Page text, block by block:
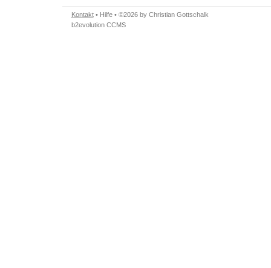
Kontakt• Hilfe• ©2026 by Christian Gottschalk
b2evolution CCMS